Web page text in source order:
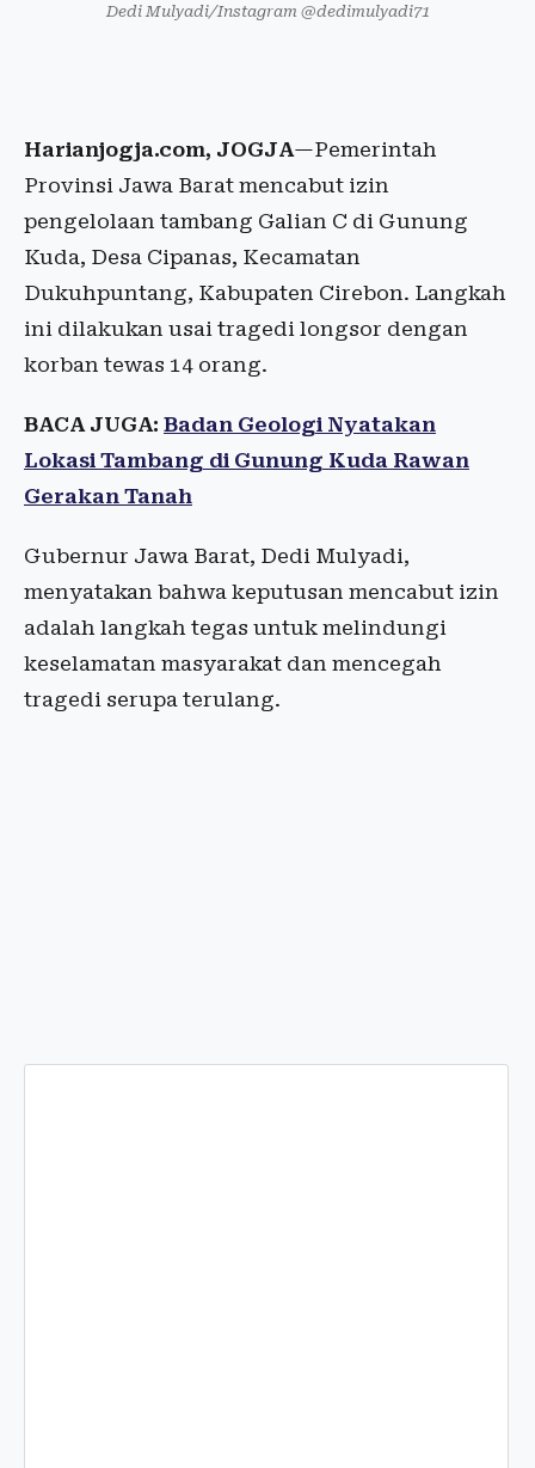
Dedi Mulyadi/Instagram @dedimulyadi71
Harianjogja.com, JOGJA—Pemerintah
Provinsi Jawa Barat mencabut izin
pengelolaan tambang Galian C di Gunung
Kuda, Desa Cipanas, Kecamatan
Dukuhpuntang, Kabupaten Cirebon. Langkah
ini dilakukan usai tragedi longsor dengan
korban tewas 14 orang.
BACA JUGA: Badan Geologi Nyatakan
Lokasi Tambang di Gunung Kuda Rawan
Gerakan Tanah
Gubernur Jawa Barat, Dedi Mulyadi,
menyatakan bahwa keputusan mencabut izin
adalah langkah tegas untuk melindungi
keselamatan masyarakat dan mencegah
tragedi serupa terulang.